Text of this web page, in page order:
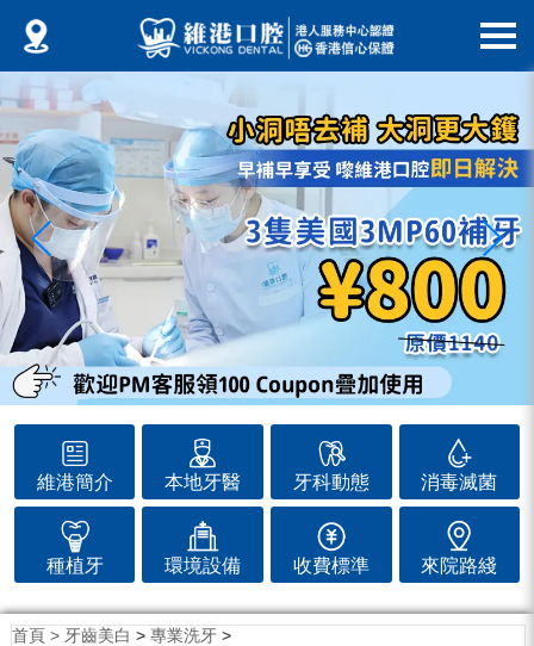
維港簡介 本地牙醫 牙科動態 消毒滅菌
種植牙 環境設備 收費標準 來院路綫
首頁 > 牙齒美白 > 專業洗牙>